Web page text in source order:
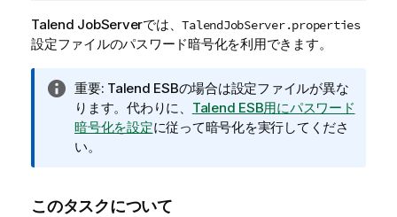
Talend JobServerでは、TalendJobServer.properties
設定ファイルのパスワード暗号化を利用できます。
情
報
メ
モ
重要: Talend ESBの場合は設定ファイルが異な
ります。代わりに、 Talend ESB用にパスワード
暗号化を設定に従って暗号化を実行してくださ
い。
このタスクについて